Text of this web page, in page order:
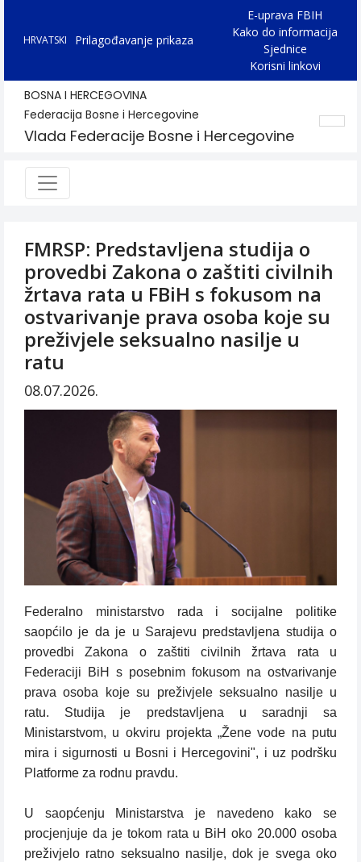
HRVATSKI Prilagođavanje prikaza
E-uprava FBIH
Kako do informacija
Sjednice
Korisni linkovi
BOSNA I HERCEGOVINA
Federacija Bosne i Hercegovine
Vlada Federacije Bosne i Hercegovine
FMRSP: Predstavljena studija o
provedbi Zakona o zaštiti civilnih
žrtava rata u FBiH s fokusom na
ostvarivanje prava osoba koje su
preživjele seksualno nasilje u
ratu
08.07.2026.
Federalno ministarstvo rada i socijalne politike
saopćilo je da je u Sarajevu predstavljena studija o
provedbi Zakona o zaštiti civilnih žrtava rata u
Federaciji BiH s posebnim fokusom na ostvarivanje
prava osoba koje su preživjele seksualno nasilje u
ratu. Studija je predstavljena u saradnji sa
Ministarstvom, u okviru projekta „Žene vode na putu
mira i sigurnosti u Bosni i Hercegovini", i uz podršku
Platforme za rodnu pravdu.
U saopćenju Ministarstva je navedeno kako se
procjenjuje da je tokom rata u BiH oko 20.000 osoba
preživjelo ratno seksualno nasilje, dok je svega oko